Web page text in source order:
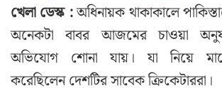
খেলা ডেস্ক :অধিনায়ক থাকাকালে
অনেকটা বাবর আজমের চাওয়া
অভিযোগ শোনা যায়। যা নিয়ে
করেছিলেন দেশটির সাবেক ক্রিকেটাররা।